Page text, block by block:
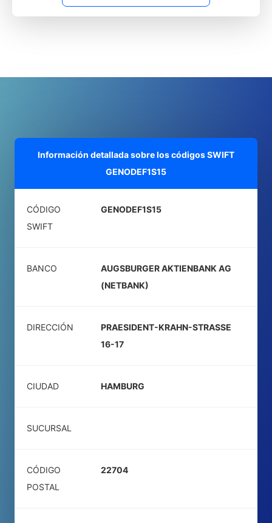
Información detallada sobre los códigos SWIFT
GENODEF1S15
CÓDIGO
SWIFT
GENODEF1S15
BANCO
AUGSBURGER AKTIENBANK AG
(NETBANK)
DIRECCIÓN
PRAESIDENT-KRAHN-STRASSE
16-17
CIUDAD HAMBURG
SUCURSAL
CÓDIGO
POSTAL
22704